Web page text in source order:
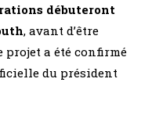
débuteront
, avant d’être
projet a été confirmé
du président